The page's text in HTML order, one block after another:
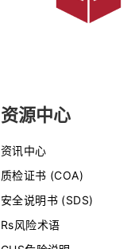
资源中心
资讯中心
质检证书 (COA)
安全说明书 (SDS)
Rs风险术语